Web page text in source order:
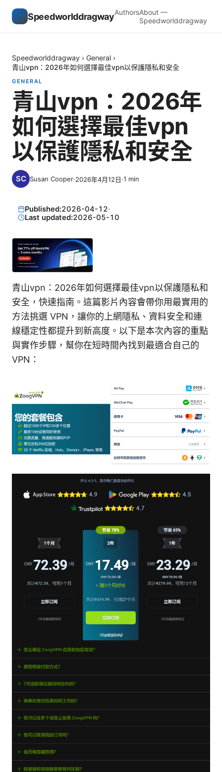
SpeedworlddragwayAuthorsAbout —
Speedworlddragway
Speedworlddragway › General ›
青山vpn：2026年如何選擇最佳vpn以保護隱私和安全
GENERAL
青山vpn：2026年
如何選擇最佳vpn
以保護隱私和安全
Susan Cooper·2026年4月12日·1 min
Published:2026-04-12·
Last updated:2026-05-10
青山vpn：2026年如何選擇最佳vpn以保護隱私和
安全，快速指南。這篇影片內容會帶你用最實用的
方法挑選 VPN，讓你的上網隱私、資料安全和連
線穩定性都提升到新高度。以下是本次內容的重點
與實作步驟，幫你在短時間內找到最適合自己的
VPN：